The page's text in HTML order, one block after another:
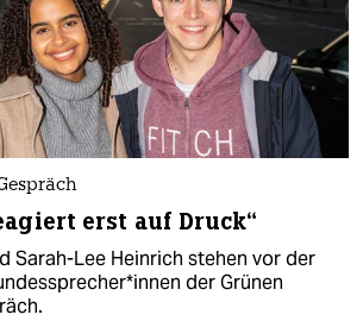
erst auf Druck“
Sarah-Lee Heinrich stehen vor der
der Grünen